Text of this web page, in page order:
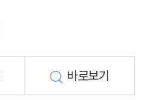
바로보기